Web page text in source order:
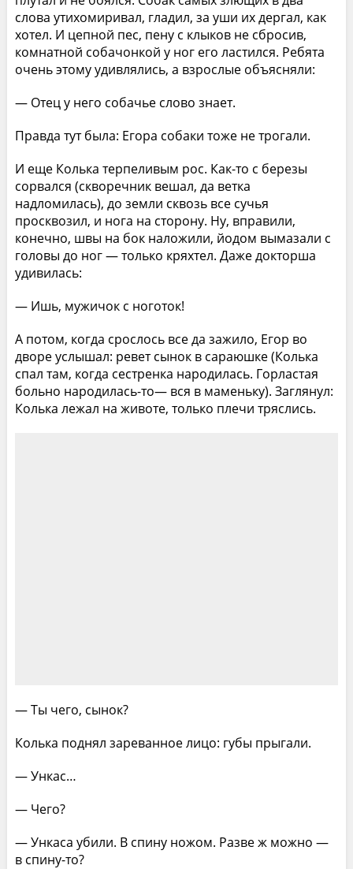
слова утихомиривал, гладил, за уши их дергал, как
хотел. И цепной пес, пену с клыков не сбросив,
комнатной собачонкой у ног его ластился. Ребята
очень этому удивлялись, а взрослые объясняли:
— Отец у него собачье слово знает.
Правда тут была: Егора собаки тоже не трогали.
И еще Колька терпеливым рос. Как-то с березы
сорвался (скворечник вешал, да ветка
надломилась), до земли сквозь все сучья
просквозил, и нога на сторону. Ну, вправили,
конечно, швы на бок наложили, йодом вымазали с
головы до ног — только кряхтел. Даже докторша
удивилась:
— Ишь, мужичок с ноготок!
А потом, когда срослось все да зажило, Егор во
дворе услышал: ревет сынок в сараюшке (Колька
спал там, когда сестренка народилась. Горластая
больно народилась-то— вся в маменьку). Заглянул:
Колька лежал на животе, только плечи тряслись.
— Ты чего, сынок?
Колька поднял зареванное лицо: губы прыгали.
— Ункас…
— Чего?
— Ункаса убили. В спину ножом. Разве ж можно —
в спину-то?